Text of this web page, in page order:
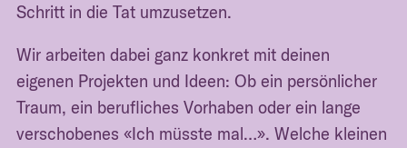
Schritt in die Tat umzusetzen.
Wir arbeiten dabei ganz konkret mit deinen
eigenen Projekten und Ideen: Ob ein persönlicher
Traum, ein berufliches Vorhaben oder ein lange
verschobenes «Ich müsste mal…». Welche kleinen